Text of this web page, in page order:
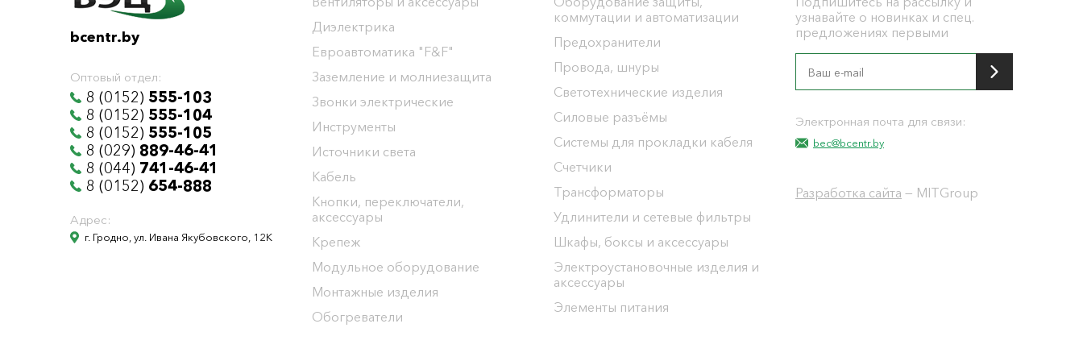
bcentr.by
Оптовый отдел:
8 (0152) 555-103
8 (0152) 555-104
8 (0152) 555-105
8 (029) 889-46-41
8 (044) 741-46-41
8 (0152) 654-888
Адрес:
г. Гродно, ул. Ивана Якубовского, 12К
Диэлектрика
Евроавтоматика "F&F"
Заземление и молниезащита
Звонки электрические
Инструменты
Источники света
Кабель
Кнопки, переключатели,
аксессуары
Крепеж
Модульное оборудование
Монтажные изделия
Обогреватели
коммутации и автоматизации
Предохранители
Провода, шнуры
Светотехнические изделия
Силовые разъёмы
Системы для прокладки кабеля
Счетчики
Трансформаторы
Удлинители и сетевые фильтры
Шкафы, боксы и аксессуары
Электроустановочные изделия и
аксессуары
Элементы питания
узнавайте о новинках и спец.
предложениях первыми
Электронная почта для связи:
bec@bcentr.by
Разработка сайта — MITGroup